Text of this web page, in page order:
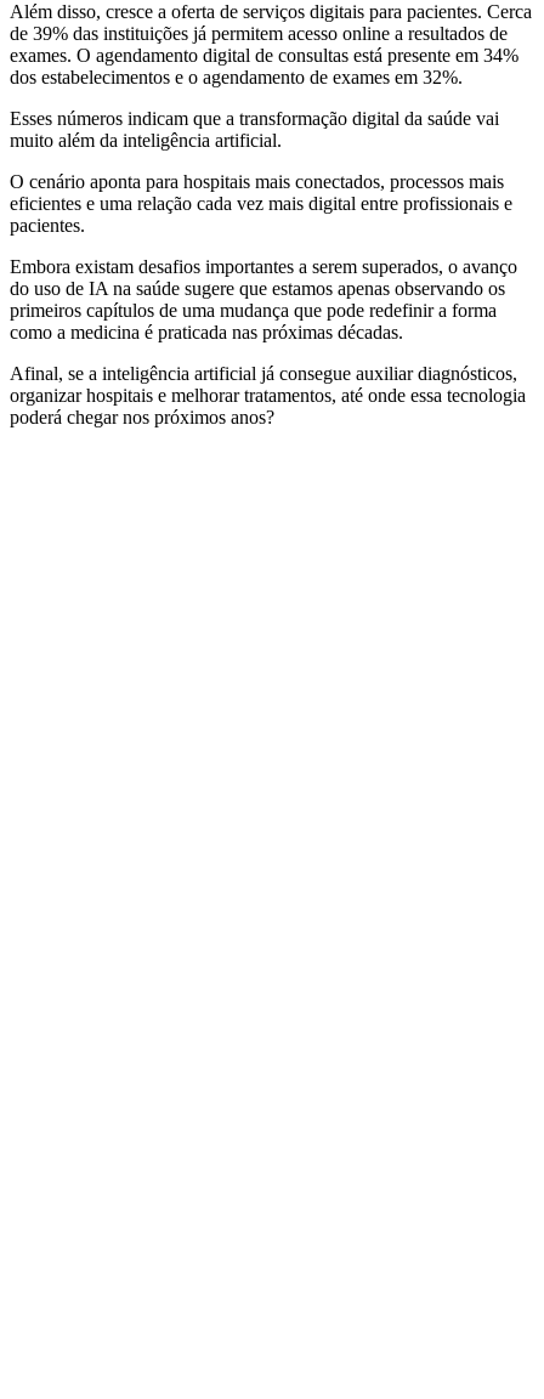
Além disso, cresce a oferta de serviços digitais para pacientes. Cerca
de 39% das instituições já permitem acesso online a resultados de
exames. O agendamento digital de consultas está presente em 34%
dos estabelecimentos e o agendamento de exames em 32%.
Esses números indicam que a transformação digital da saúde vai
muito além da inteligência artificial.
O cenário aponta para hospitais mais conectados, processos mais
eficientes e uma relação cada vez mais digital entre profissionais e
pacientes.
Embora existam desafios importantes a serem superados, o avanço
do uso de IA na saúde sugere que estamos apenas observando os
primeiros capítulos de uma mudança que pode redefinir a forma
como a medicina é praticada nas próximas décadas.
Afinal, se a inteligência artificial já consegue auxiliar diagnósticos,
organizar hospitais e melhorar tratamentos, até onde essa tecnologia
poderá chegar nos próximos anos?